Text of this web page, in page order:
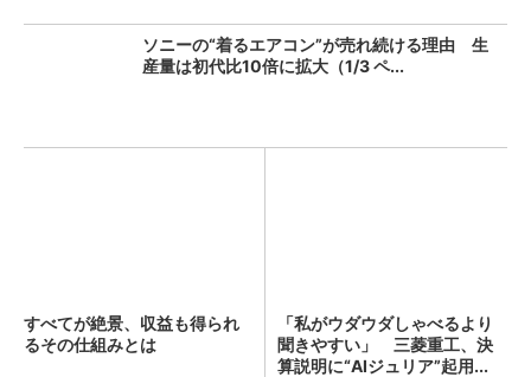
ソニーの“着るエアコン”が売れ続ける理由 生
産量は初代比10倍に拡大（1/3 ペ...
すべてが絶景、収益も得られ
るその仕組みとは
「私がウダウダしゃべるより
聞きやすい」 三菱重工、決
算説明に“AIジュリア”起用...